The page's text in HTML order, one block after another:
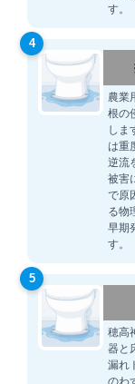
す。
4
農業
根の
しま
は重
逆流
被害
で原
る物
早期
す。
5
穂高
器と
漏れ
のわ